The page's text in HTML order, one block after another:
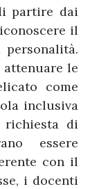
partire dai
il
attenuare le
come
inclusiva
richiesta di
essere
con il
i docenti